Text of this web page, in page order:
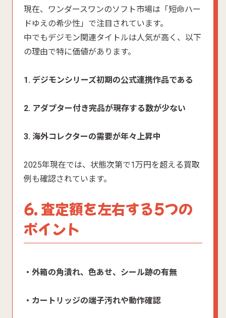
現在、ワンダースワンのソフト市場は「短命ハー
ドゆえの希少性」で注目されています。
中でもデジモン関連タイトルは人気が高く、以下
の理由で特に価値があります。
1. デジモンシリーズ初期の公式連携作品である
2. アダプター付き完品が現存する数が少ない
3. 海外コレクターの需要が年々上昇中
2025年現在では、状態次第で1万円を超える買取
例も確認されています。
6. 査定額を左右する5つの
ポイント
・外箱の角潰れ、色あせ、シール跡の有無
・カートリッジの端子汚れや動作確認